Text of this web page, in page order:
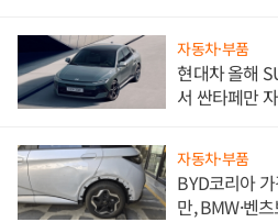
자동차·부품
현대차 올해
서 싼타페만
자동차·부품
BYD코리아
만, BMW·벤